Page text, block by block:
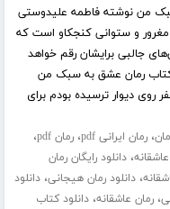
من نوشته فاطمه علیدوستی
و ستوانی کنجکاو است که
جالبی برایشان رقم خواهد
رمان عشق به سبک من
روی دیوار ترسیده بودم برای
،رمان ایرانی pdf ،رمان pdf ،
،دانلود رایگان رمان
،دانلود رمان هیجانی،دانلود
،رمان عاشقانه،دانلود کتاب